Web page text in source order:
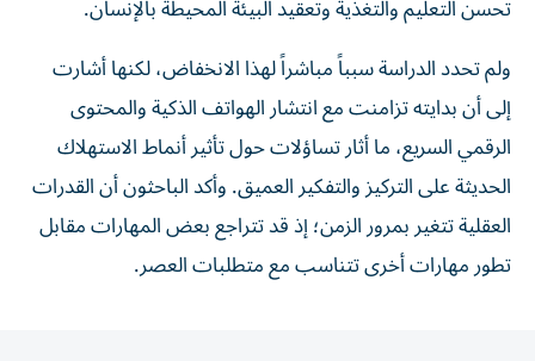
تحسن التعليم والتغذية وتعقيد البيئة المحيطة بالإنسان.
ولم تحدد الدراسة سبباً مباشراً لهذا الانخفاض، لكنها أشارت
إلى أن بدايته تزامنت مع انتشار الهواتف الذكية والمحتوى
الرقمي السريع، ما أثار تساؤلات حول تأثير أنماط الاستهلاك
الحديثة على التركيز والتفكير العميق. وأكد الباحثون أن القدرات
العقلية تتغير بمرور الزمن؛ إذ قد تتراجع بعض المهارات مقابل
تطور مهارات أخرى تتناسب مع متطلبات العصر.